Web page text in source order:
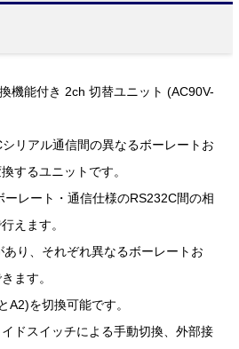
機能付き 2ch 切替ユニット (AC90V-
リアル通信間の異なるボーレートお
するユニットです。
レート・通信仕様のRS232C間の相
えます。
あり、それぞれ異なるボーレートお
ます。
A2)を切換可能です。
ドスイッチによる手動切換、外部接